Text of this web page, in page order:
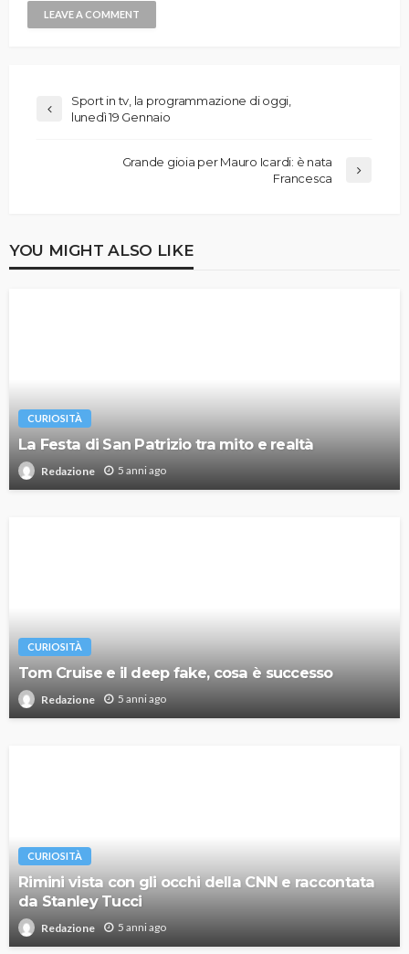
Sport in tv, la programmazione di oggi,
lunedì 19 Gennaio
Grande gioia per Mauro Icardi: è nata
Francesca
YOU MIGHT ALSO LIKE
CURIOSITÀ
La Festa di San Patrizio tra mito e realtà
Redazione 5 anni ago
CURIOSITÀ
Tom Cruise e il deep fake, cosa è successo
Redazione 5 anni ago
CURIOSITÀ
Rimini vista con gli occhi della CNN e raccontata
da Stanley Tucci
Redazione 5 anni ago